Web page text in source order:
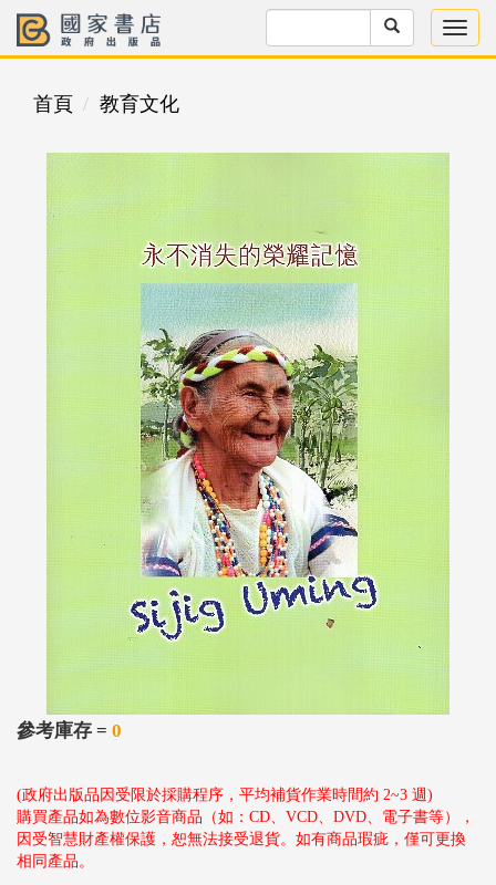
首頁 教育文化
參考庫存 = 0
(政府出版品因受限於採購程序，平均補貨作業時間約 2~3 週)
購買產品如為數位影音商品（如：CD、VCD、DVD、電子書等），
因受智慧財產權保護，恕無法接受退貨。如有商品瑕疵，僅可更換
相同產品。